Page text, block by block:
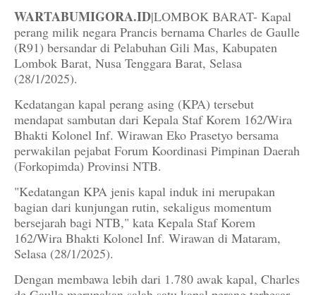
WARTABUMIGORA.ID|LOMBOK BARAT- Kapal
perang milik negara Prancis bernama Charles de Gaulle
(R91) bersandar di Pelabuhan Gili Mas, Kabupaten
Lombok Barat, Nusa Tenggara Barat, Selasa
(28/1/2025).
Kedatangan kapal perang asing (KPA) tersebut
mendapat sambutan dari Kepala Staf Korem 162/Wira
Bhakti Kolonel Inf. Wirawan Eko Prasetyo bersama
perwakilan pejabat Forum Koordinasi Pimpinan Daerah
(Forkopimda) Provinsi NTB.
"Kedatangan KPA jenis kapal induk ini merupakan
bagian dari kunjungan rutin, sekaligus momentum
bersejarah bagi NTB," kata Kepala Staf Korem
162/Wira Bhakti Kolonel Inf. Wirawan di Mataram,
Selasa (28/1/2025).
Dengan membawa lebih dari 1.780 awak kapal, Charles